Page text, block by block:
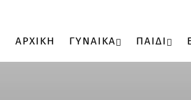
ΑΡΧΙΚΗ ΓΥΝΑΙΚΑ ΠΑΙΔΙ